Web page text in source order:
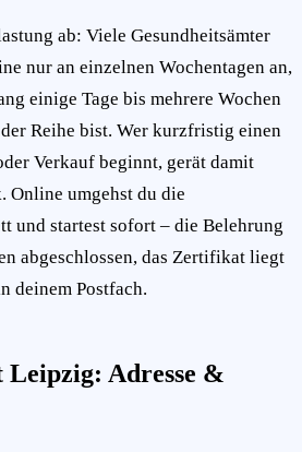
ab: Viele Gesundheitsämter
nur an einzelnen Wochentagen an,
einige Tage bis mehrere Wochen
Reihe bist. Wer kurzfristig einen
Verkauf beginnt, gerät damit
Online umgehst du die
und startest sofort – die Belehrung
abgeschlossen, das Zertifikat liegt
deinem Postfach.
Leipzig: Adresse &